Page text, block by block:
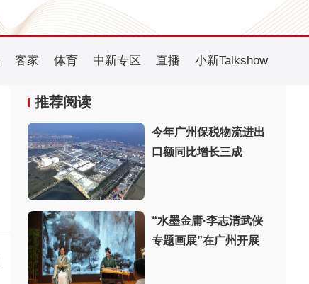
客家 体育 中新专区 直播 小新Talkshow
推荐阅读
今年广州保税物流进出
口额同比增长三成
“水墨金庸·李志清武侠
专题画展”在广州开展